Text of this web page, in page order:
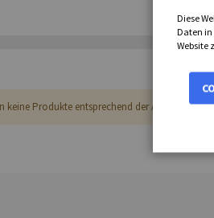
keine Produkte entsprechend der Auswahl
Diese
Daten in
Website